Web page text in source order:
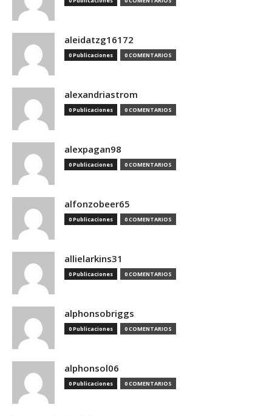
aleidatzg16172
0 Publicaciones 0 COMENTARIOS
alexandriastrom
0 Publicaciones 0 COMENTARIOS
alexpagan98
0 Publicaciones 0 COMENTARIOS
alfonzobeer65
0 Publicaciones 0 COMENTARIOS
allielarkins31
0 Publicaciones 0 COMENTARIOS
alphonsobriggs
0 Publicaciones 0 COMENTARIOS
alphonsol06
0 Publicaciones 0 COMENTARIOS